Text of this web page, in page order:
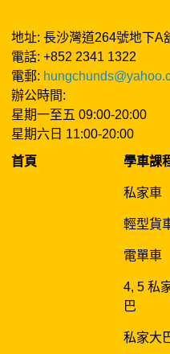
地址: 長沙灣道264號地下A
電話: +852 2341 1322
電郵:
辦公時間:
星期一至五 09:00-20:00
星期六日 11:00-20:00
首頁
學車課
私家車
輕型貨
電單車
4, 5 私
巴
私家大